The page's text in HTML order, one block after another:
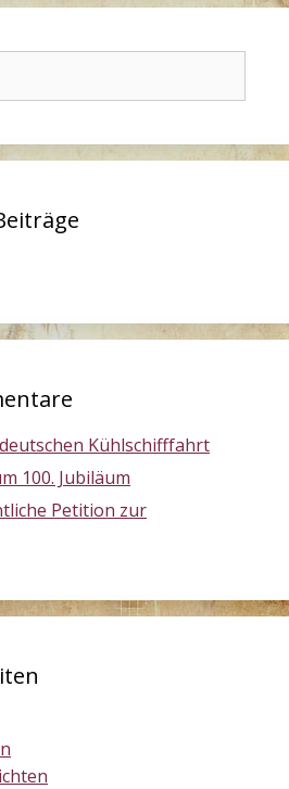
Kühlschifffahrt
100. Jubiläum
Petition zur